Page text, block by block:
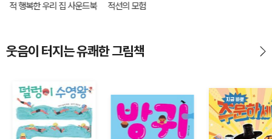
적 행복한 우리 집 사운드북
적선의 모험
웃음이 터지는 유쾌한 그림책